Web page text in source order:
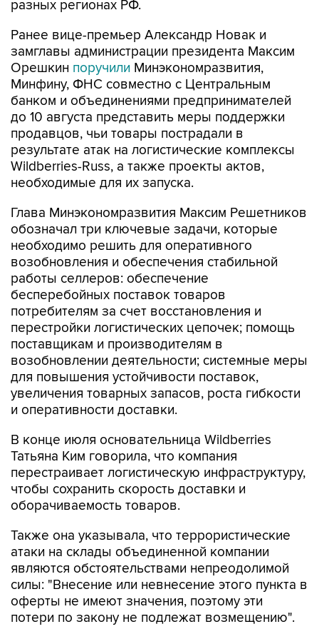
разных регионах РФ.
Ранее вице-премьер Александр Новак и
замглавы администрации президента Максим
Орешкин поручили Минэкономразвития,
Минфину, ФНС совместно с Центральным
банком и объединениями предпринимателей
до 10 августа представить меры поддержки
продавцов, чьи товары пострадали в
результате атак на логистические комплексы
Wildberries-Russ, а также проекты актов,
необходимые для их запуска.
Глава Минэкономразвития Максим Решетников
обозначал три ключевые задачи, которые
необходимо решить для оперативного
возобновления и обеспечения стабильной
работы селлеров: обеспечение
бесперебойных поставок товаров
потребителям за счет восстановления и
перестройки логистических цепочек; помощь
поставщикам и производителям в
возобновлении деятельности; системные меры
для повышения устойчивости поставок,
увеличения товарных запасов, роста гибкости
и оперативности доставки.
В конце июля основательница Wildberries
Татьяна Ким говорила, что компания
перестраивает логистическую инфраструктуру,
чтобы сохранить скорость доставки и
оборачиваемость товаров.
Также она указывала, что террористические
атаки на склады объединенной компании
являются обстоятельствами непреодолимой
силы: "Внесение или невнесение этого пункта в
оферты не имеют значения, поэтому эти
потери по закону не подлежат возмещению".